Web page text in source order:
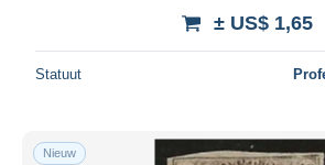
± US$ 1,65
Statuut
Nieuw